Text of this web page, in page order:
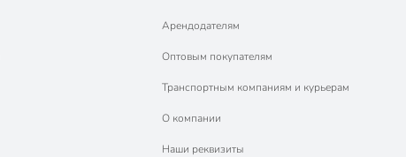
Арендодателям
Оптовым покупателям
Транспортным компаниям и курьерам
О компании
Наши реквизиты